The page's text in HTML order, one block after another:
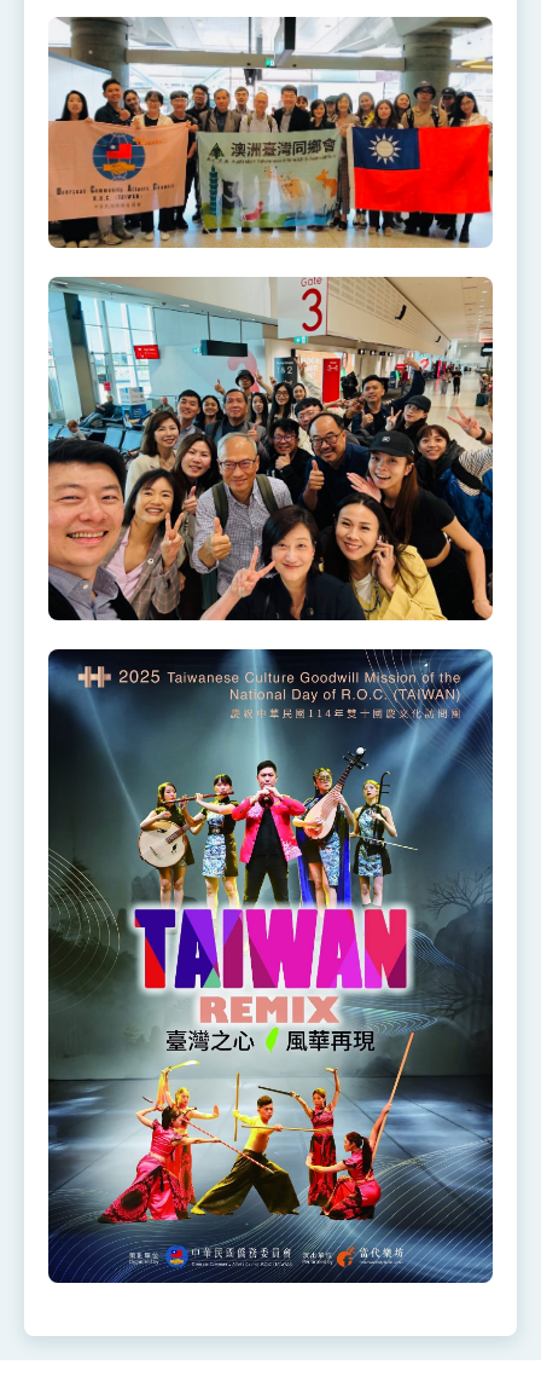
利戰略地位 全力支持「臺美對等貿易協定」簽署
外交部與數位發展部攜手合作，整合台灣雄厚數
位實力，達成固邦榮邦目標
外交部長林佳龍主持第35次「參與亞太經濟合作
策略小組」跨部會會議
民調顯示多數國人滿意政府外交表現，高度支持
「總合外交」與台歐美日關係深化
總統以「韌性之島，希望之光」為題發表2026新
年談話
總統主持「守護民主台灣國安行動方案」記者
命運
變局中 奮起的新臺灣 總統發表國慶演說
總統發表執政周年談話 盼面對未來挑戰 堅持
團結 迎風轉型 穩健前行
賴總統就職演說影片
總統重要談話
外交部重要言論
我國政府將在美國亞利桑納州設立「駐鳳凰城辦
事處」，進一步深化台美交流合作